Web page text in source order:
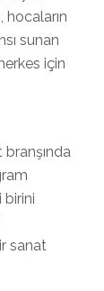
hocaların
sunan
için
birini
sanat